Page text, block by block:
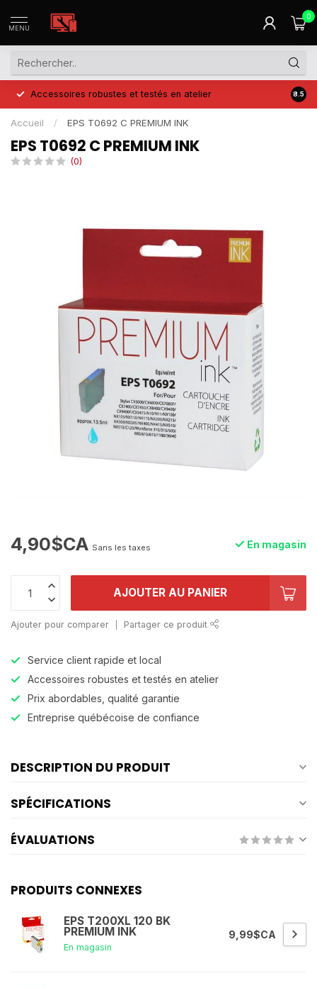
MENU
0
Accessoires robustes et testés en atelier Prix
8.5
Accueil / EPS T0692 C PREMIUM INK
EPS T0692 C PREMIUM INK
(0)
4,90$CA Sans les taxes En magasin
AJOUTER AU PANIER
Ajouter pour comparer Partager ce produit
Service client rapide et local
Accessoires robustes et testés en atelier
Prix abordables, qualité garantie
Entreprise québécoise de confiance
DESCRIPTION DU PRODUIT
SPÉCIFICATIONS
ÉVALUATIONS
PRODUITS CONNEXES
EPS T200XL 120 BK
PREMIUM INK
En magasin
9,99$CA